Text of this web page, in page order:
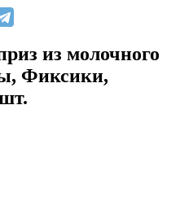
из молочного
Фиксики,